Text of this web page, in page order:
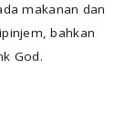
makanan dan
bahkan
God.